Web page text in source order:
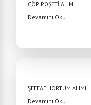
ÇÖP POŞETİ ALIMI
Devamını Oku
ŞEFFAF HORTUM ALIMI
Devamını Oku